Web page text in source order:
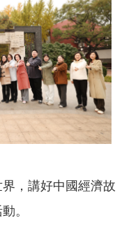
，講好中國經濟故
。